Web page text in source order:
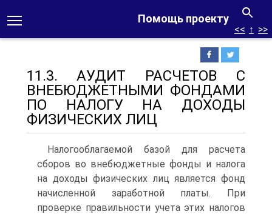
Помощь проекту
<< ↑ >>
11.3. АУДИТ РАСЧЕТОВ С
ВНЕБЮДЖЕТНЫМИ ФОНДАМИ
ПО НАЛОГУ НА ДОХОДЫ
ФИЗИЧЕСКИХ ЛИЦ
Налогооблагаемой базой для расчета
сборов во внебюджетные фонды и налога
на доходы физических лиц является фонд
начисленной заработной платы. При
проверке правильности учета этих налогов